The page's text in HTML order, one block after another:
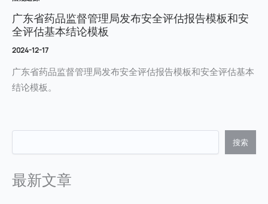
广东省药品监督管理局发布安全评估报告模板和安
全评估基本结论模板
2024-12-17
广东省药品监督管理局发布安全评估报告模板和安全评估基本
结论模板。
搜索
最新文章